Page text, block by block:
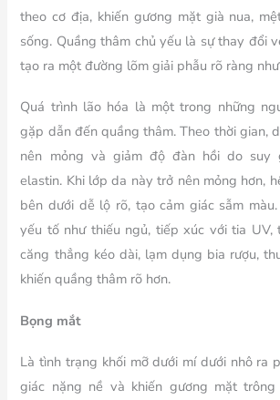
theo cơ địa, khiến gương mặt già nua,
sống. Quầng thâm chủ yếu là sự thay đổi
tạo ra một đường lõm giải phẫu rõ ràng
Quá trình lão hóa là một trong những
gặp dẫn đến quầng thâm. Theo thời gian,
nên mỏng và giảm độ đàn hồi do suy
elastin. Khi lớp da này trở nên mỏng hơn,
bên dưới dễ lộ rõ, tạo cảm giác sẫm
yếu tố như thiếu ngủ, tiếp xúc với tia UV,
căng thẳng kéo dài, lạm dụng bia rượu,
khiến quầng thâm rõ hơn.
Bọng mắt
Là tình trạng khối mỡ dưới mí dưới nhô ra
giác nặng nề và khiến gương mặt trông